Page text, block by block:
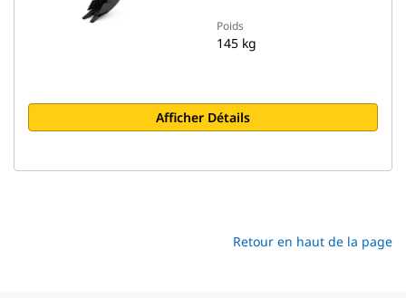
Poids
145 kg
Afficher Détails
Retour en haut de la page